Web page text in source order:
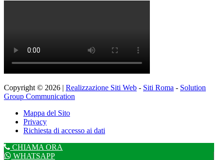
Copyright © 2026 | Realizzazione Siti Web - Siti Roma - Solution
Group Communication
Mappa del Sito
Privacy
Richiesta di accesso ai dati
CHIAMA ORA
WHATSAPP